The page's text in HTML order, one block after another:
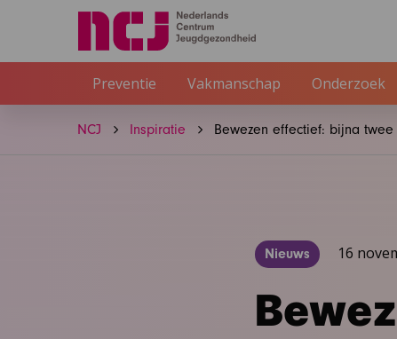
Preventie Vakmanschap Onderzoek
NCJ Inspiratie Bewezen effectief: bijna
Nieuws 16